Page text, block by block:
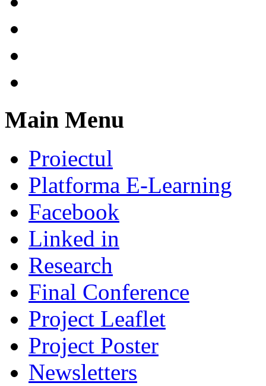
Main Menu
Proiectul
Platforma E-Learning
Facebook
Linked in
Research
Final Conference
Project Leaflet
Project Poster
Newsletters